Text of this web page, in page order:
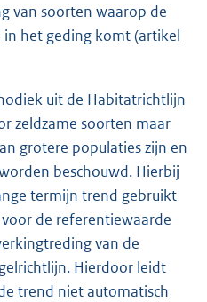
van soorten waarop de
het geding komt (artikel
uit de Habitatrichtlijn
zeldzame soorten maar
grotere populaties zijn en
beschouwd. Hierbij
termijn trend gebruikt
de referentiewaarde
van de
Hierdoor leidt
trend niet automatisch